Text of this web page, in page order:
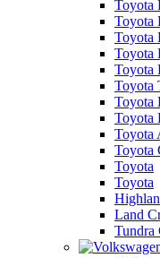
Toyota
Toyota
Toyota
Toyota
Toyota
Toyota
Toyota
Toyota
Toyota
Toyota
Toyota
Toyota
Land
Tundra